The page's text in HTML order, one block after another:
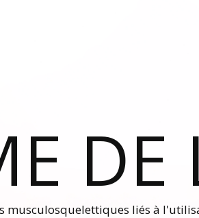
DE
musculosquelettiques liés à